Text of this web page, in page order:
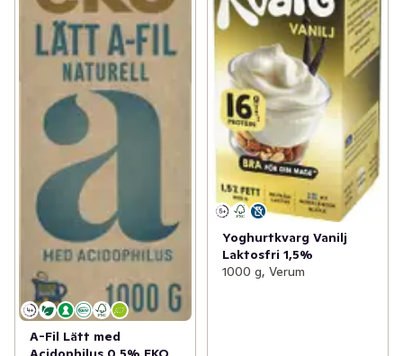
A-Fil Lätt med
Yoghurtkvarg Vanilj
Laktosfri 1,5%
1000 g, Verum